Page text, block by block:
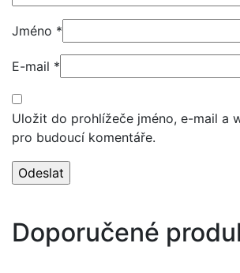
Jméno *
E-mail *
Uložit do prohlížeče jméno, e-mail a
pro budoucí komentáře.
Doporučené